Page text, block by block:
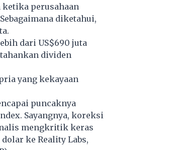
ketika perusahaan
diketahui,
dari US$690 juta
dividen
yang kekayaan
puncaknya
Sayangnya, koreksi
mengkritik keras
ke Reality Labs,